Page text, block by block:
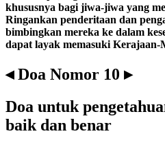
khususnya bagi jiwa-jiwa yang
Ringankan penderitaan dan
bimbingkan mereka ke dalam
dapat layak memasuki Kerajaan-
◂ Doa Nomor 10 ▸
Doa untuk
baik dan benar